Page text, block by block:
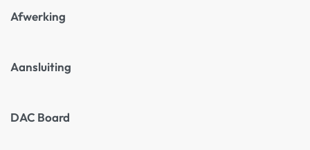
Afwerking
Aansluiting
DAC Board